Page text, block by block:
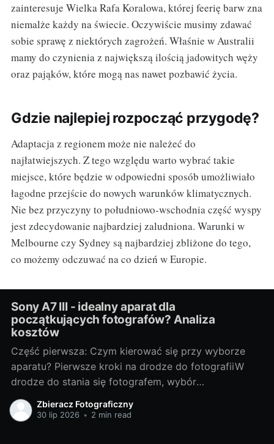
zainteresuje Wielka Rafa Koralowa, której feerię barw zna
niemalże każdy na świecie. Oczywiście musimy zdawać
sobie sprawę z niektórych zagrożeń. Właśnie w Australii
mamy do czynienia z największą ilością jadowitych węży
oraz pająków, które mogą nas nawet pozbawić życia.
Gdzie najlepiej rozpocząć przygodę?
Adaptacja z regionem może nie należeć do
najłatwiejszych. Z tego względu warto wybrać takie
miejsce, które będzie w odpowiedni sposób umożliwiało
łagodne przejście do nowych warunków klimatycznych.
Nie bez przyczyny to południowo-wschodnia część wyspy
jest zdecydowanie najbardziej zaludniona. Warunki w
Melbourne czy Sydney są najbardziej zbliżone do tego,
co możemy odczuwać na co dzień w Europie.
Sony A7 III - idealny aparat dla
początkujących fotografów? Analiza
kosztów
Część pierwsza: Czym kierować się przy wyborze
aparatu? Pierwsze kroki na drodze do fotografiiW
drodze do stania się fotografem, wybór
odpowiedniego sprzętu jest jednym z
najważniejszych kroków. Bez względu na to, czy
Zbieracz Fotograficzny
30 lip 2026 • 2 min read